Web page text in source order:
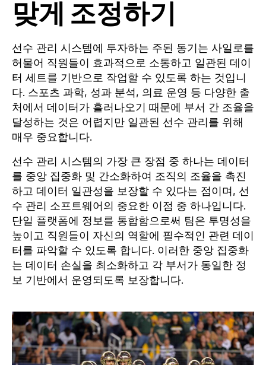
맞게 조정하기
선수 관리 시스템에 투자하는 주된 동기는 사일로를
허물어 직원들이 효과적으로 소통하고 일관된 데이
터 세트를 기반으로 작업할 수 있도록 하는 것입니
다. 스포츠 과학, 성과 분석, 의료 운영 등 다양한 출
처에서 데이터가 흘러나오기 때문에 부서 간 조율을
달성하는 것은 어렵지만 일관된 선수 관리를 위해
매우 중요합니다.
선수 관리 시스템의 가장 큰 장점 중 하나는 데이터
를 중앙 집중화 및 간소화하여 조직의 조율을 촉진
하고 데이터 일관성을 보장할 수 있다는 점이며, 선
수 관리 소프트웨어의 중요한 이점 중 하나입니다.
단일 플랫폼에 정보를 통합함으로써 팀은 투명성을
높이고 직원들이 자신의 역할에 필수적인 관련 데이
터를 파악할 수 있도록 합니다. 이러한 중앙 집중화
는 데이터 손실을 최소화하고 각 부서가 동일한 정
보 기반에서 운영되도록 보장합니다.